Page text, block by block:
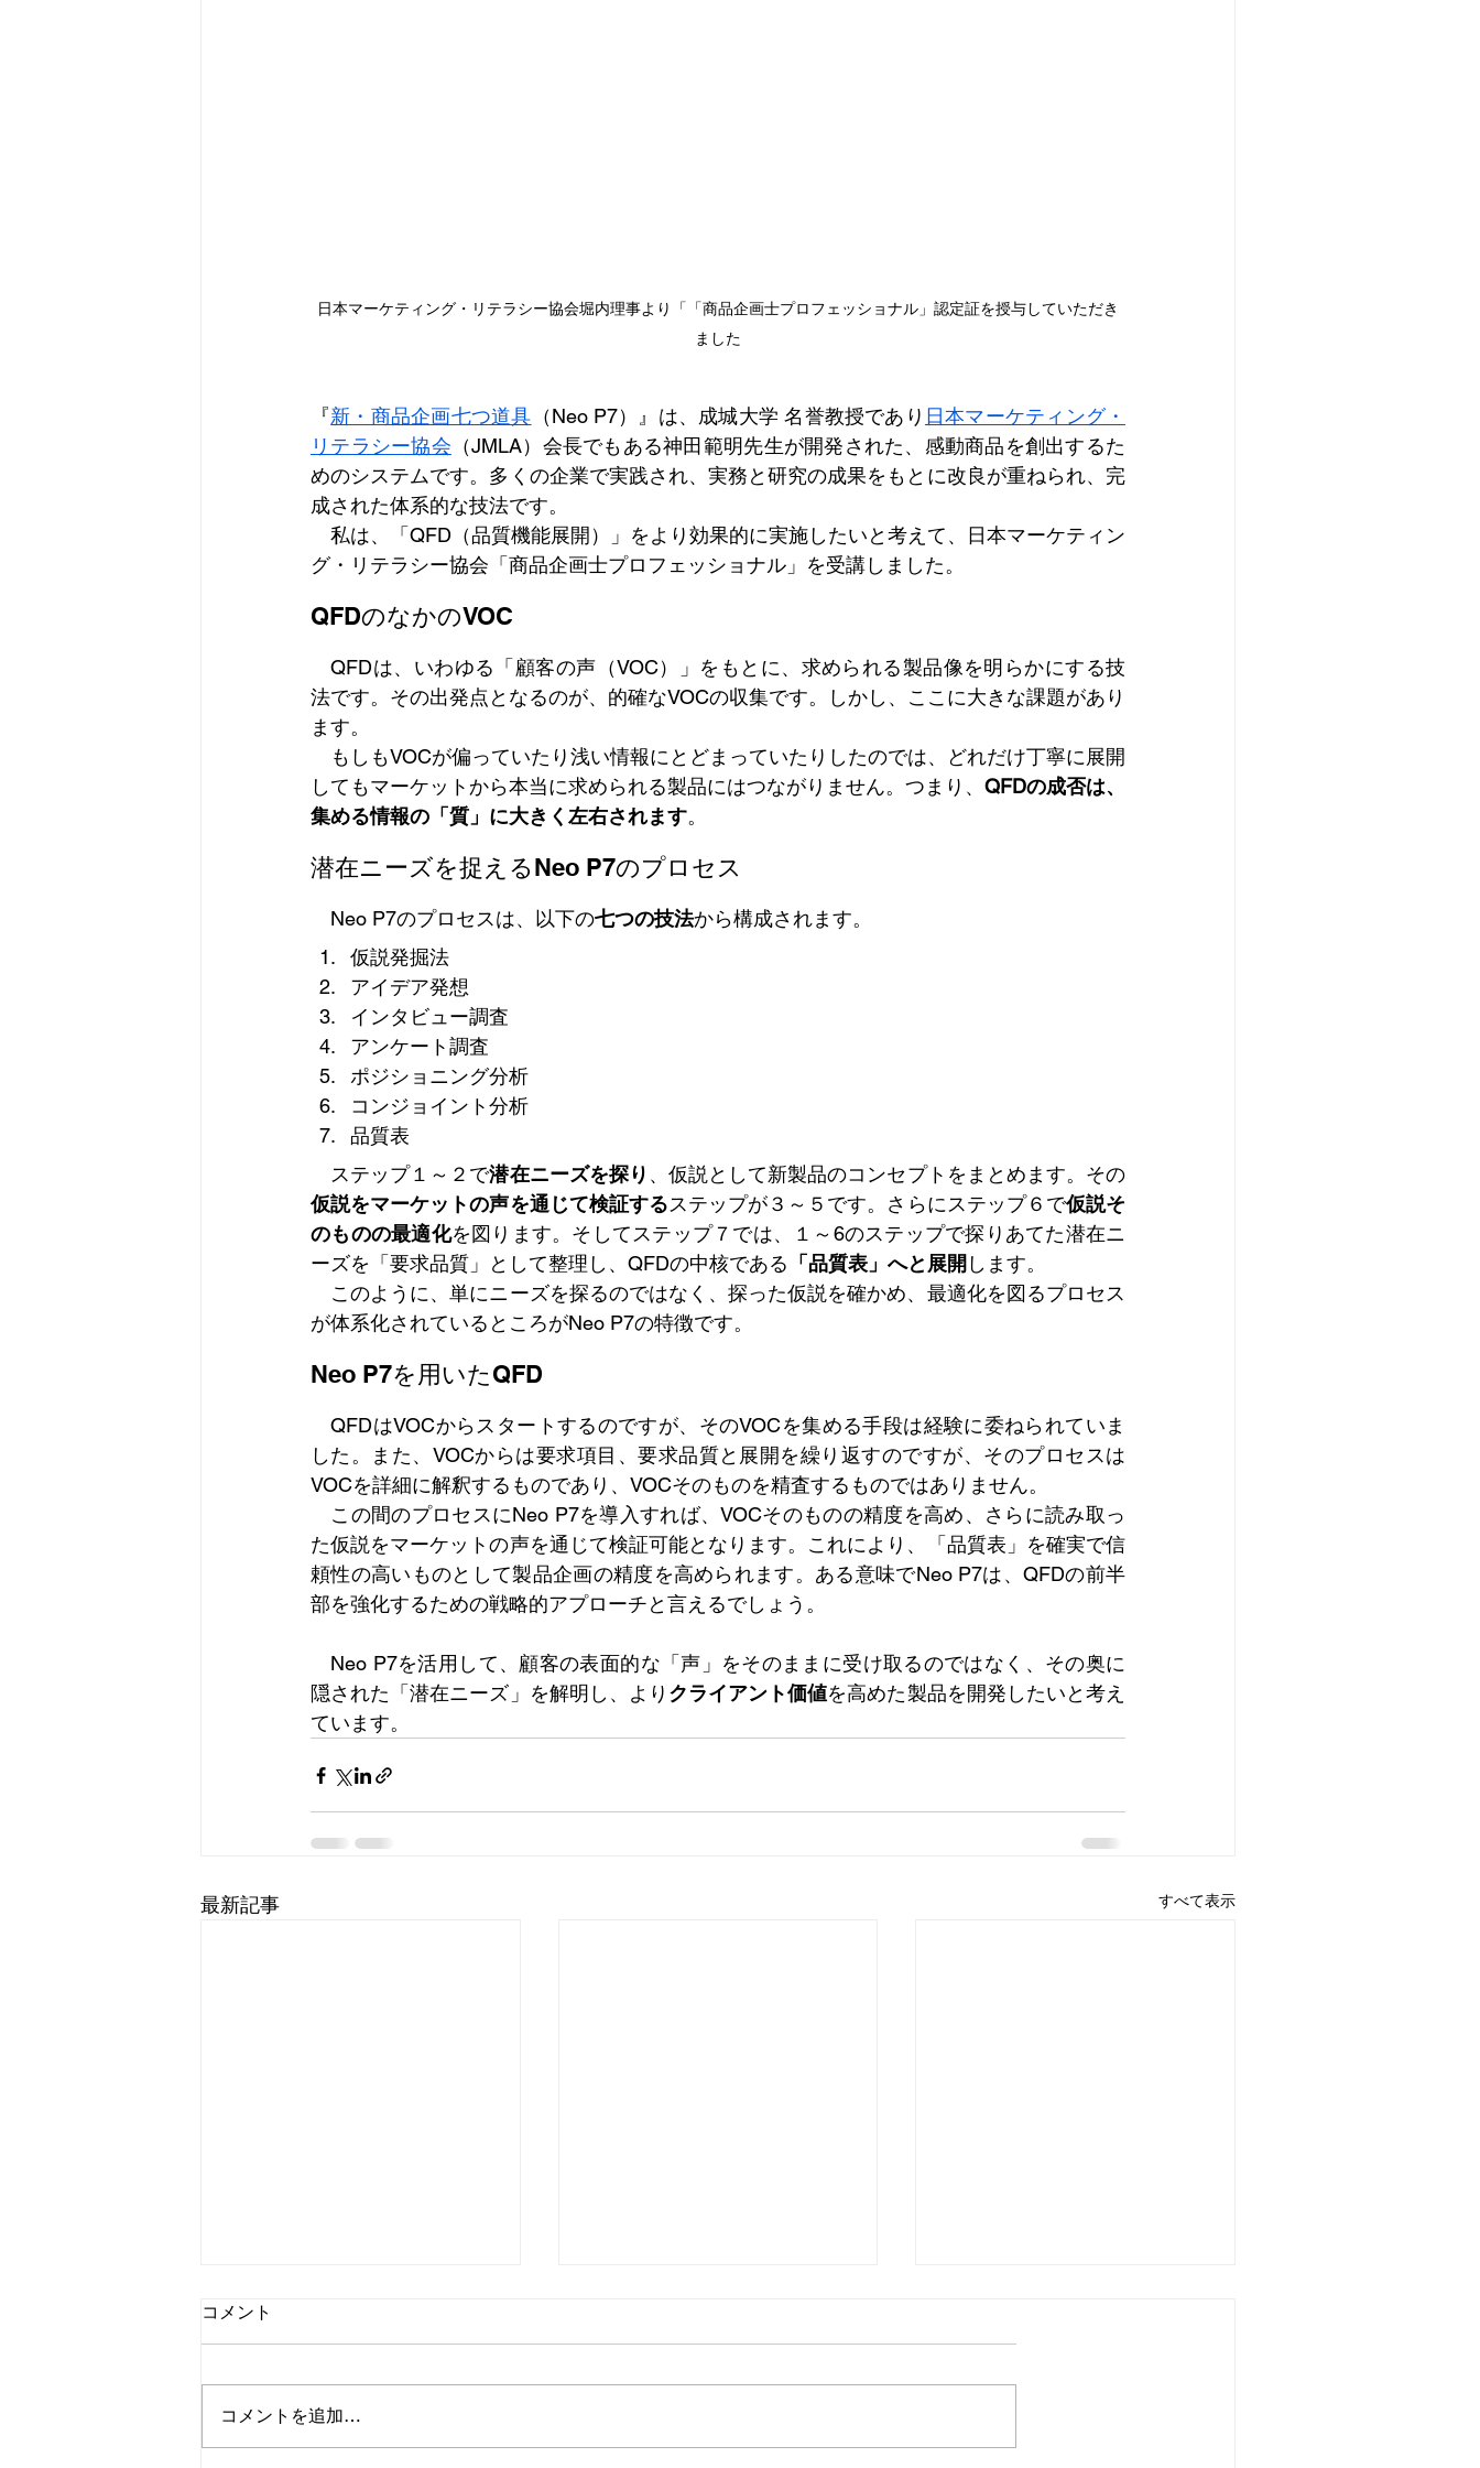
日本マーケティング・リテラシー協会堀内理事より「「商品企画士プロフェッショナル」認定証を授与していただき
ました
『新・商品企画七つ道具 （Neo P7）』は、成城大学 名誉教授であり 日本マーケティング・
リテラシー協会 （JMLA）会長でもある神田範明先生が開発された、感動商品を創出するた
めのシステムです。多くの企業で実践され、実務と研究の成果をもとに改良が重ねられ、完
成された体系的な技法です。
私は、「QFD（品質機能展開）」をより効果的に実施したいと考えて、日本マーケティン
グ・リテラシー協会「商品企画士プロフェッショナル」を受講しました。
QFDのなかのVOC
QFDは、いわゆる「顧客の声（VOC）」をもとに、求められる製品像を明らかにする技
法です。その出発点となるのが、的確なVOCの収集です。しかし、ここに大きな課題があり
ます。
もしもVOCが偏っていたり浅い情報にとどまっていたりしたのでは、どれだけ丁寧に展開
してもマーケットから本当に求められる製品にはつながりません。つまり、 QFDの成否は、
集める情報の「質」に大きく左右されます。
潜在ニーズを捉えるNeo P7のプロセス
Neo P7のプロセスは、以下の七つの技法から構成されます。
仮説発掘法
アイデア発想
インタビュー調査
アンケート調査
ポジショニング分析
コンジョイント分析
品質表
ステップ１～２で潜在ニーズを探り 、仮説として新製品のコンセプトをまとめます。その
仮説をマーケットの声を通じて検証するステップが３～５です。さらにステップ６で仮説そ
のものの最適化を図ります。そしてステップ７では、１～6のステップで探りあてた潜在ニ
ーズを「要求品質」として整理し、QFDの中核である 「品質表」へと展開 します。
このように、単にニーズを探るのではなく、探った仮説を確かめ、最適化を図るプロセス
が体系化されているところがNeo P7の特徴です。
Neo P7を用いたQFD
QFDはVOCからスタートするのですが、そのVOCを集める手段は経験に委ねられていま
した。また、VOCからは要求項目、要求品質と展開を繰り返すのですが、そのプロセスは
VOCを詳細に解釈するものであり、VOCそのものを精査するものではありません。
この間のプロセスにNeo P7を導入すれば、VOCそのものの精度を高め、さらに読み取っ
た仮説をマーケットの声を通じて検証可能となります。これにより、「品質表」を確実で信
頼性の高いものとして製品企画の精度を高められます。ある意味でNeo P7は、QFDの前半
部を強化するための戦略的アプローチと言えるでしょう。
Neo P7を活用して、顧客の表面的な「声」をそのままに受け取るのではなく、その奥に
隠された「潜在ニーズ」を解明し、より クライアント価値を高めた製品を開発したいと考え
ています。
最新記事 すべて表示
コメント
コメントを追加…